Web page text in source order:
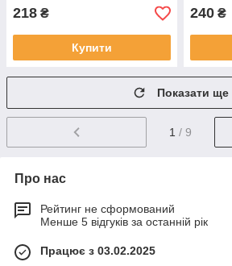
218 ₴
Купити
240 ₴
Показати ще
1 / 9
Про нас
Рейтинг не сформований
Менше 5 відгуків за останній рік
Працює з 03.02.2025